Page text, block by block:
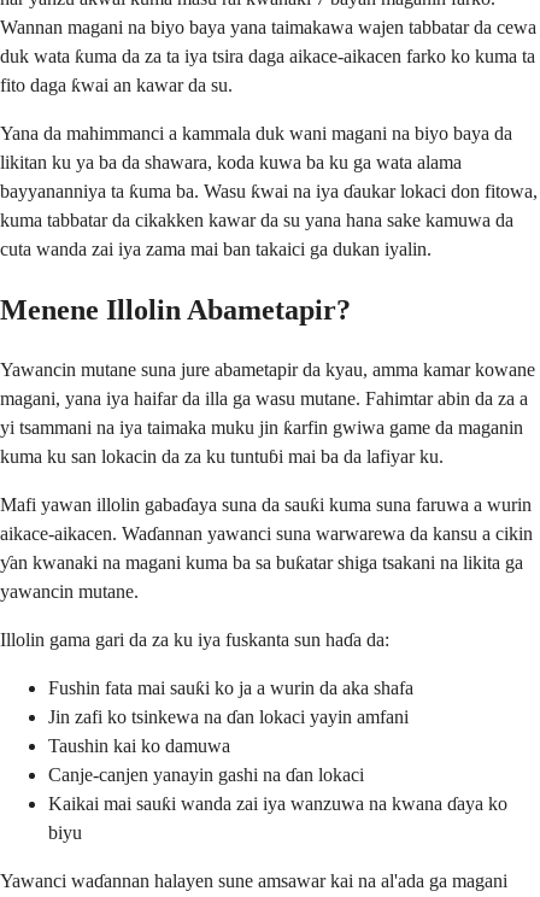
Wannan magani na biyo baya yana taimakawa wajen tabbatar da cewa
duk wata ƙuma da za ta iya tsira daga aikace-aikacen farko ko kuma ta
fito daga ƙwai an kawar da su.
Yana da mahimmanci a kammala duk wani magani na biyo baya da
likitan ku ya ba da shawara, koda kuwa ba ku ga wata alama
bayyananniya ta ƙuma ba. Wasu ƙwai na iya ɗaukar lokaci don fitowa,
kuma tabbatar da cikakken kawar da su yana hana sake kamuwa da
cuta wanda zai iya zama mai ban takaici ga dukan iyalin.
Menene Illolin Abametapir?
Yawancin mutane suna jure abametapir da kyau, amma kamar kowane
magani, yana iya haifar da illa ga wasu mutane. Fahimtar abin da za a
yi tsammani na iya taimaka muku jin ƙarfin gwiwa game da maganin
kuma ku san lokacin da za ku tuntuɓi mai ba da lafiyar ku.
Mafi yawan illolin gabaɗaya suna da sauƙi kuma suna faruwa a wurin
aikace-aikacen. Waɗannan yawanci suna warwarewa da kansu a cikin
ƴan kwanaki na magani kuma ba sa buƙatar shiga tsakani na likita ga
yawancin mutane.
Illolin gama gari da za ku iya fuskanta sun haɗa da:
Fushin fata mai sauƙi ko ja a wurin da aka shafa
Jin zafi ko tsinkewa na ɗan lokaci yayin amfani
Taushin kai ko damuwa
Canje-canjen yanayin gashi na ɗan lokaci
Kaikai mai sauƙi wanda zai iya wanzuwa na kwana ɗaya ko
biyu
Yawanci waɗannan halayen sune amsawar kai na al'ada ga magani